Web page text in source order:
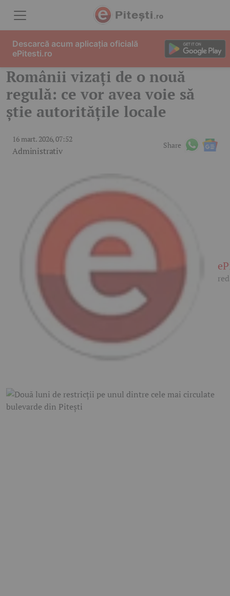
Românii vizați de o nouă
regulă: ce vor avea voie să
știe autoritățile locale
16 mart. 2026, 07:52
Administrativ
Share
Descarcă acum aplicația oficială
ePitesti.ro